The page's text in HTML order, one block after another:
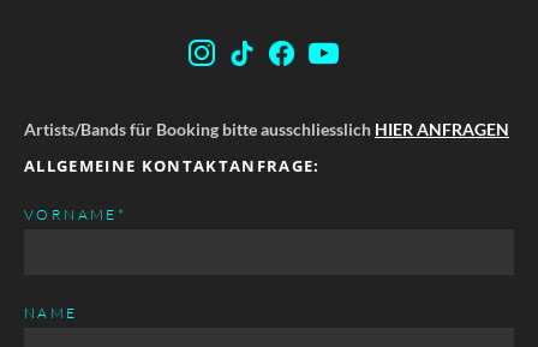
Artists/Bands für Booking bitte ausschliesslich HIER ANFRAGEN
ALLGEMEINE KONTAKTANFRAGE:
PFLICHTFELD
VORNAME *
NAME